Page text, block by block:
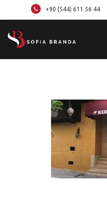
+90 (544) 611 56 44